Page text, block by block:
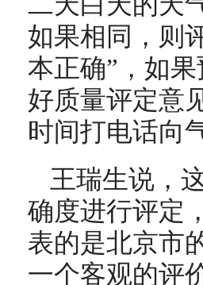
如果相同，则
本正确”，如
好质量评定意
时间打电话向
王瑞生说，
确度进行评定
表的是北京市
一个客观的评